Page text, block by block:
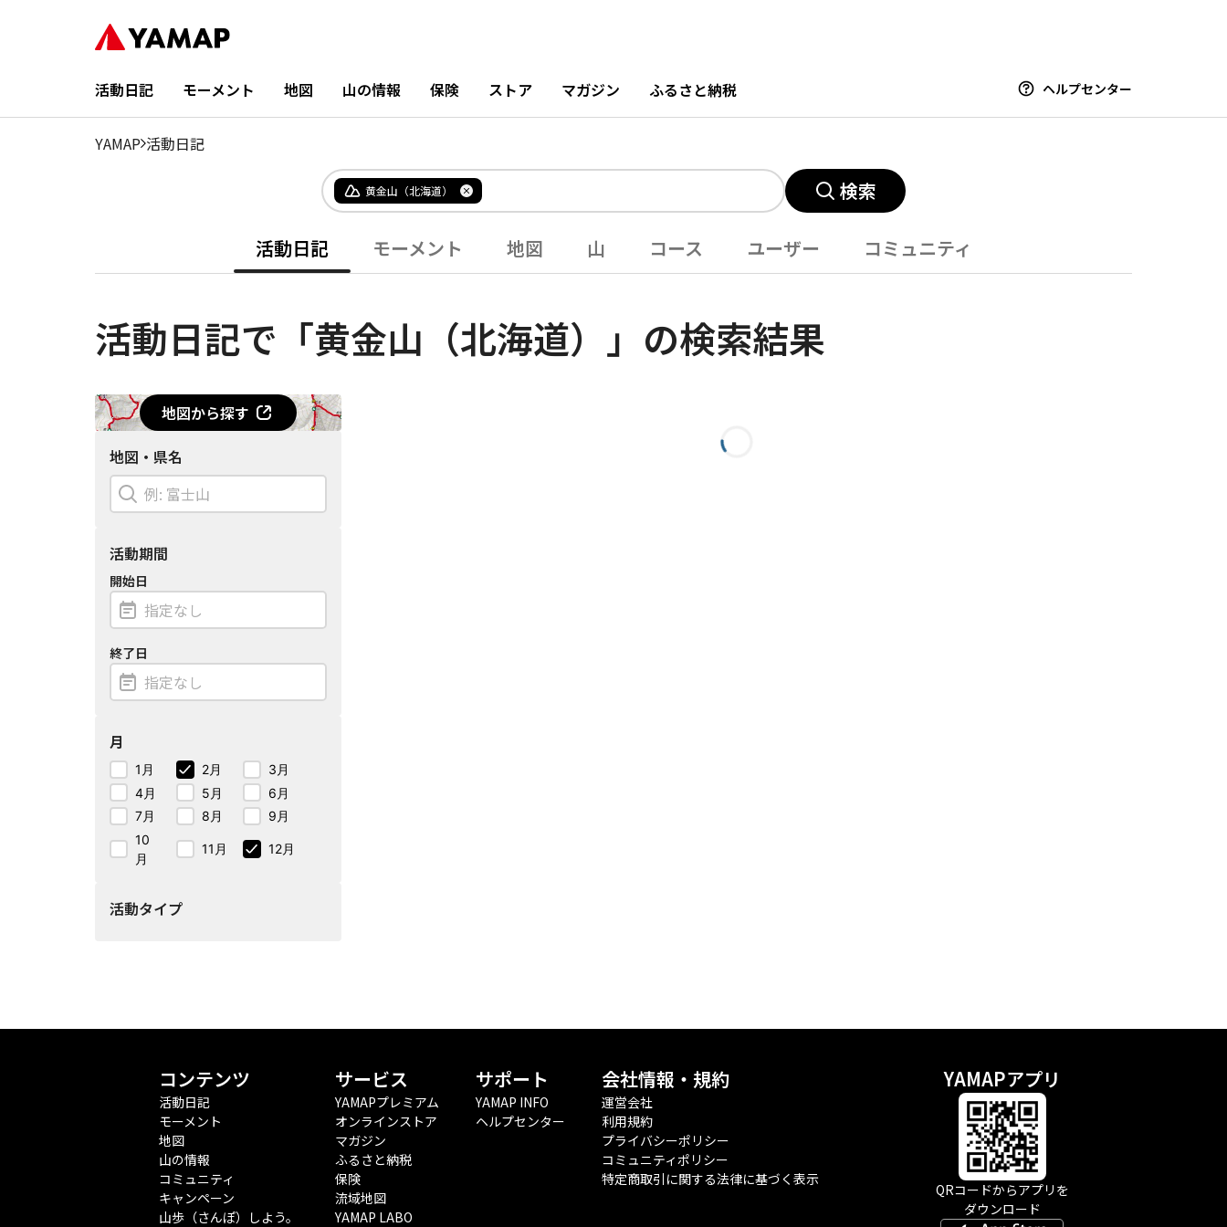
活動日記 モーメント 地図 山の情報 保険 ストア マガジン ふるさと納税 ヘルプセンター
YAMAP 活動日記
黄金山（北海道） 検索
活動日記 モーメント 地図 山 コース ユーザー コミュニティ
活動日記で「黄金山（北海道）」の検索結果
地図から探す
地図・県名
活動期間
開始日
終了日
月
1月 2月
3月
4月
5月
6月
7月
8月
9月
10
月
11月 12月
活動タイプ
コンテンツ
活動日記
モーメント
地図
山の情報
コミュニティ
キャンペーン
山歩（さんぽ）しよう。
サービス
YAMAPプレミアム
オンラインストア
マガジン
ふるさと納税
保険
流域地図
YAMAP LABO
サポート
YAMAP INFO
ヘルプセンター
会社情報・規約
運営会社
利用規約
プライバシーポリシー
コミュニティポリシー
特定商取引に関する法律に基づく表示
YAMAPアプリ
QRコードからアプリを
ダウンロード